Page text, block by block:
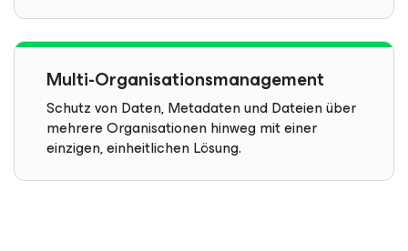
Multi-Organisationsmanagement
Schutz von Daten, Metadaten und Dateien über
mehrere Organisationen hinweg mit einer
einzigen, einheitlichen Lösung.